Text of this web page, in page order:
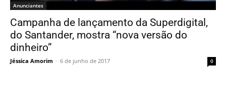
Anunciantes
Campanha de lançamento da Superdigital,
do Santander, mostra “nova versão do
dinheiro”
Jéssica Amorim - 6 de junho de 2017 0